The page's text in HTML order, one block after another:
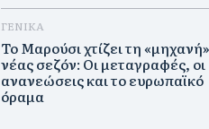
ΓΕΝΙΚΑ
Το Μαρούσι χτίζει τη
νέας σεζόν: Οι μεταγραφές, οι
ανανεώσεις και το ευρωπαϊκό
όραμα